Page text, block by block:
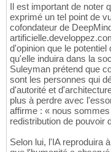
Il est important de noter
exprimé un tel point de
cofondateur de
d'opinion que le
qu'elle induira dans la
Suleyman prétend que
sont les personnes qui
d'autorité et
plus à perdre avec
affirme : « nous
redistribution de pouvoir
Selon lui, l'IA reproduira